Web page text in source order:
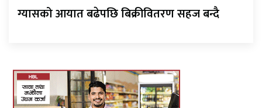
ग्यासको आयात बढेपछि बिक्रीवितरण सहज बन्दै